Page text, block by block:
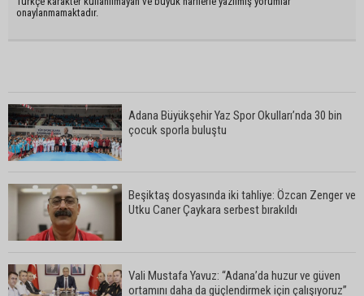
onaylanmamaktadır.
Adana Büyükşehir Yaz Spor Okulları’nda 30 bin
çocuk sporla buluştu
Beşiktaş dosyasında iki tahliye: Özcan Zenger ve
Utku Caner Çaykara serbest bırakıldı
Vali Mustafa Yavuz: “Adana’da huzur ve güven
ortamını daha da güçlendirmek için çalışıyoruz”